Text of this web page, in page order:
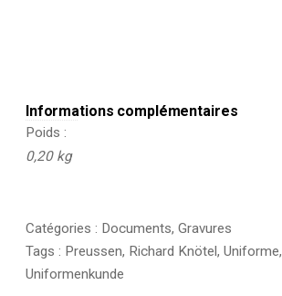
Informations complémentaires
Poids
0,20 kg
Catégories : Documents, Gravures
Tags : Preussen, Richard Knötel, Uniforme,
Uniformenkunde